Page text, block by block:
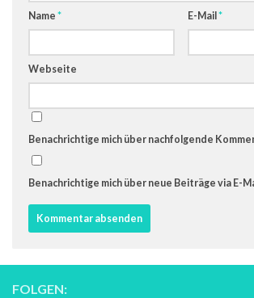
Name * E-Mail *
Webseite
Benachrichtige mich über nachfolgende
Benachrichtige mich über neue Beiträge via E-
FOLGEN: